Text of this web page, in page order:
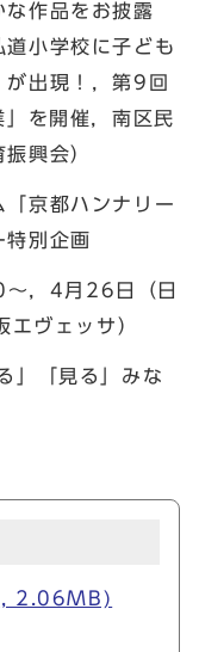
な作品をお披露
小学校に子ども
が出現！，第9回
」を開催，南区民
興会）
「京都ハンナリー
特別企画
，4月26日（日
ヴェッサ）
「見る」みな
, 2.06MB)